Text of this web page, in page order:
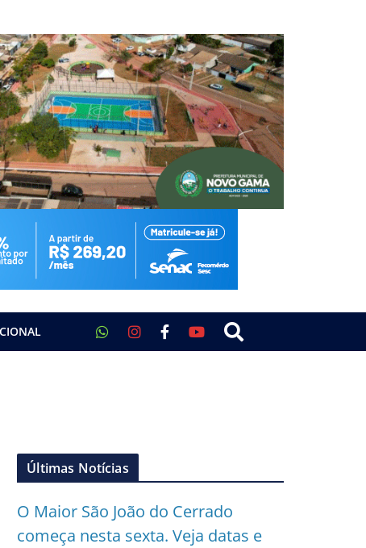
Últimas Notícias
O Maior São João do Cerrado
começa nesta sexta. Veja datas e